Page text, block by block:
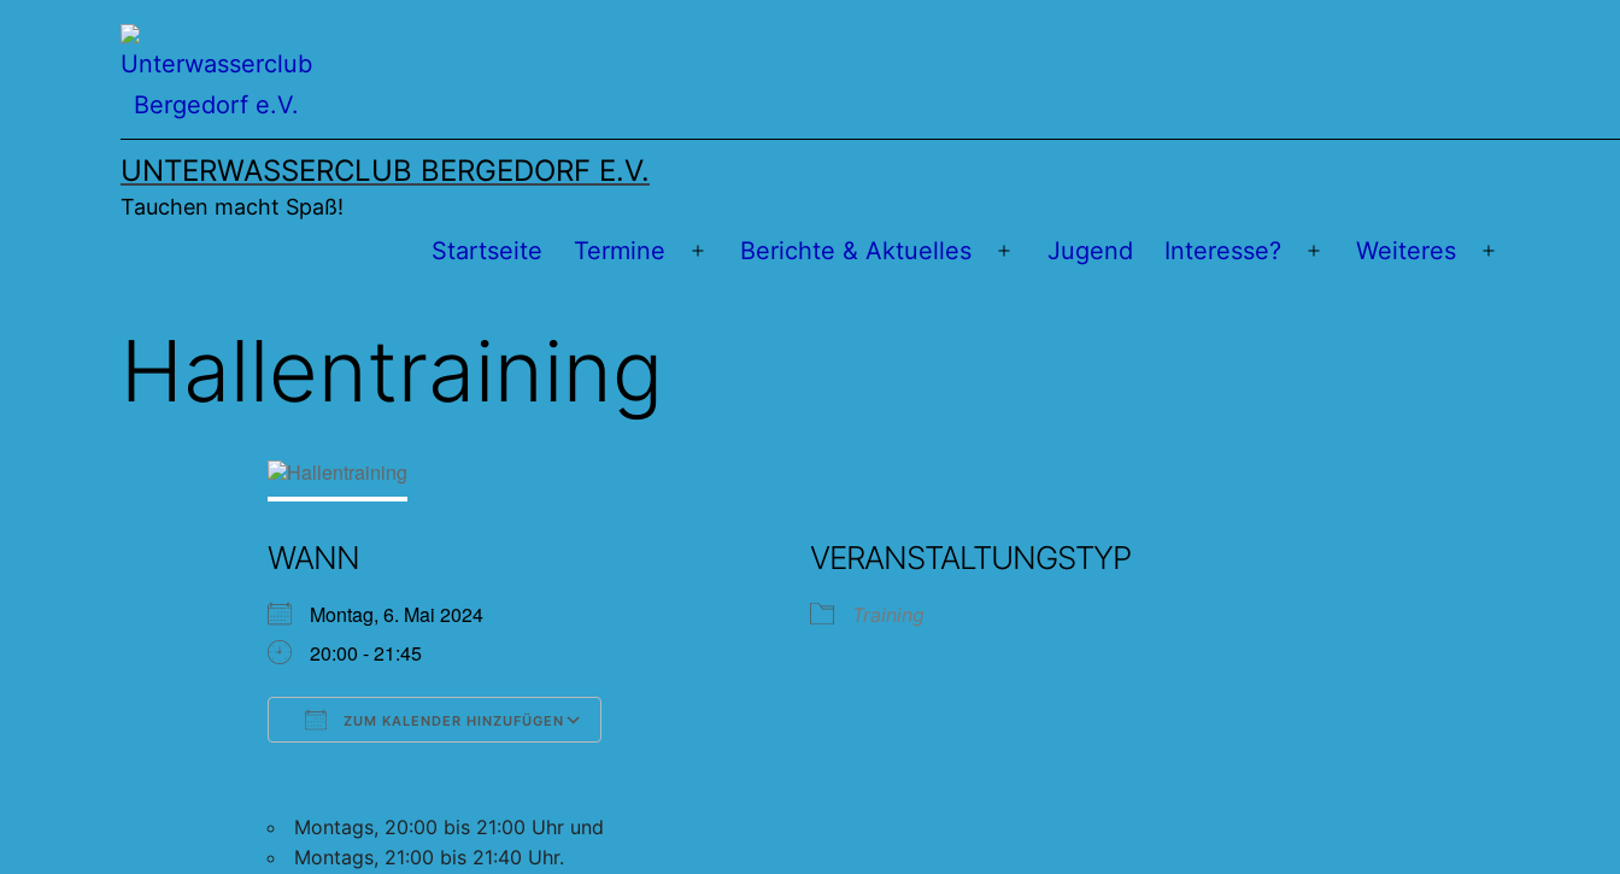
UNTERWASSERCLUB BERGEDORF E.V.
Tauchen macht Spaß!
Startseite Termine
Menü
Berichte & Aktuelles
Menü
Jugend Interesse?
Menü
Weiteres
Hallentraining
WANN
Montag, 6. Mai 2024
20:00 - 21:45
ZUM KALENDER HINZUFÜGEN
VERANSTALTUNGSTYP
Training
Montags, 20:00 bis 21:00 Uhr und
Montags, 21:00 bis 21:40 Uhr.